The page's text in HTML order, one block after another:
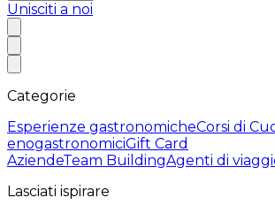
Unisciti a noi
Categorie
Esperienze gastronomicheCorsi di
enogastronomiciGift Card
AziendeTeam BuildingAgenti di
Lasciati ispirare